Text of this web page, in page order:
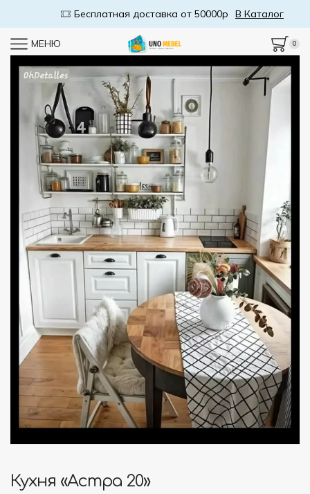
Бесплатная доставка от 50000р В Каталог
МЕНЮ 0
Кухня «Астра 20»